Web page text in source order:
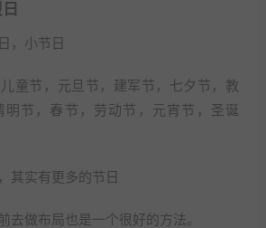
，小节日
童节，元旦节，建军节，七夕节，教
明节，春节，劳动节，元宵节，圣诞
其实有更多的节日
去做布局也是一个很好的方法。